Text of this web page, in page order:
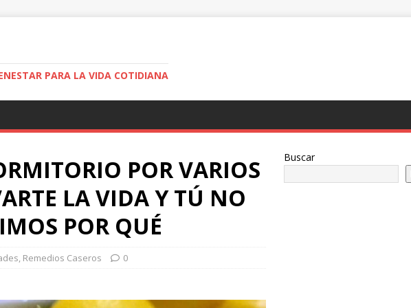
PARA LA VIDA COTIDIANA
POR VARIOS
LA VIDA Y TÚ NO
POR QUÉ
, Remedios Caseros 0
Buscar